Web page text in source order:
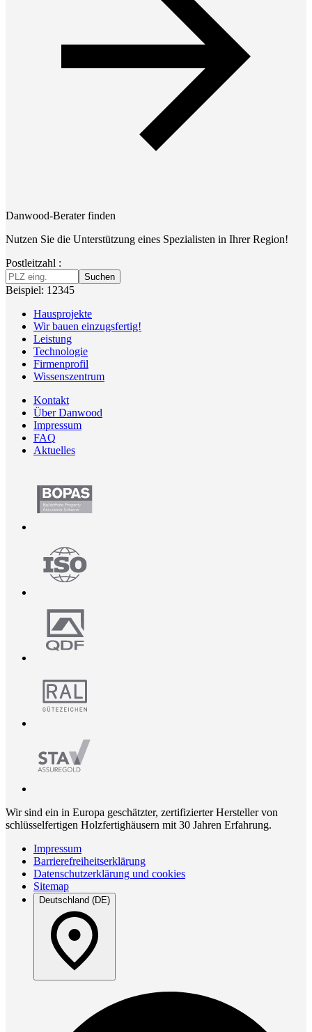
Danwood-Berater finden
Nutzen Sie die Unterstützung eines Spezialisten in Ihrer Region!
Postleitzahl :
Suchen
Beispiel: 12345
Hausprojekte
Wir bauen einzugsfertig!
Leistung
Technologie
Firmenprofil
Wissenszentrum
Kontakt
Über Danwood
Impressum
FAQ
Aktuelles
Wir sind ein in Europa geschätzter, zertifizierter Hersteller von
schlüsselfertigen Holzfertighäusern mit 30 Jahren Erfahrung.
Impressum
Barrierefreiheitserklärung
Datenschutzerklärung und cookies
Sitemap
Deutschland (DE)